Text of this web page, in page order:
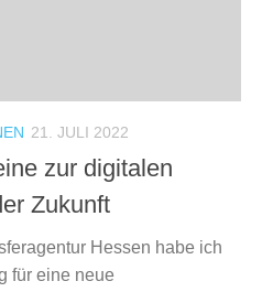
21. JULI 2022
zur digitalen
Zukunft
Hessen habe ich
für eine neue